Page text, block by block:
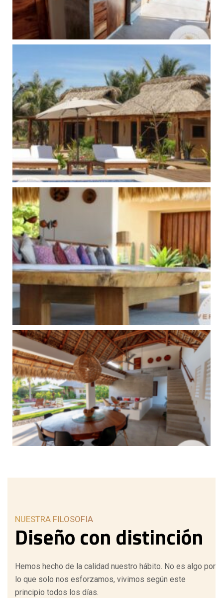
NUESTRA FILOSOFIA
Diseñocon distinción
Hemos hecho de la calidad nuestro hábito. No es algo por
lo que solo nos esforzamos, vivimos según este
principio todos los días.